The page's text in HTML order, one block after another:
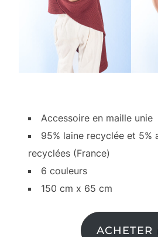
Accessoire en maille unie
95% laine recyclée et 5%
recyclées (France)
6 couleurs
150 cm x 65 cm
ACHETER